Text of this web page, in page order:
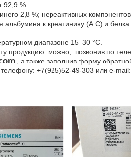
92,9 %.
2,8 %; нереактивных компонентов
альбумина к креатинину (A:C) и
диапазоне 15–30 °C.
продукцию можно, позвонив по
, а также заполнив форму
+7(925)52-49-303 или e-mail: